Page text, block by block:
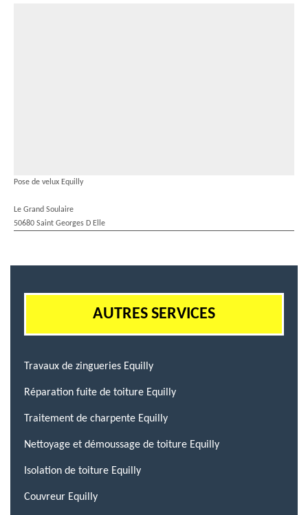
Pose de velux Equilly
Le Grand Soulaire
50680 Saint Georges D Elle
AUTRES SERVICES
Travaux de zingueries Equilly
Réparation fuite de toiture Equilly
Traitement de charpente Equilly
Nettoyage et démoussage de toiture Equilly
Isolation de toiture Equilly
Couvreur Equilly